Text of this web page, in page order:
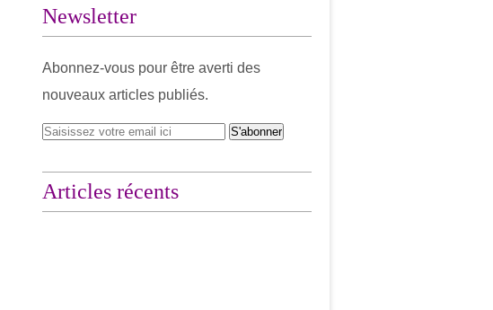
Newsletter
Abonnez-vous pour être averti des
nouveaux articles publiés.
Articles récents